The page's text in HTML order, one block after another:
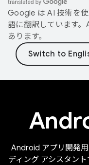
Google は AI 技術を
語に翻訳しています
あります。
Android アプリ開発
ディング アシスタン